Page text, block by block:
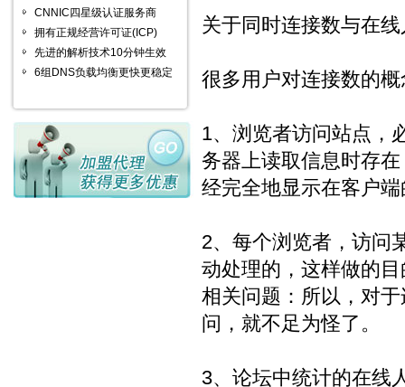
CNNIC四星级认证服务商
拥有正规经营许可证(ICP)
先进的解析技术10分钟生效
6组DNS负载均衡更快更稳定
关于同时连接数与在
很多用户对连接数的
1、浏览者访问站点，
务器上读取信息时存
经完全地显示在客户
2、每个浏览者，访
动处理的，这样做的
相关问题：所以，对
问，就不足为怪了。
3、论坛中统计的在线